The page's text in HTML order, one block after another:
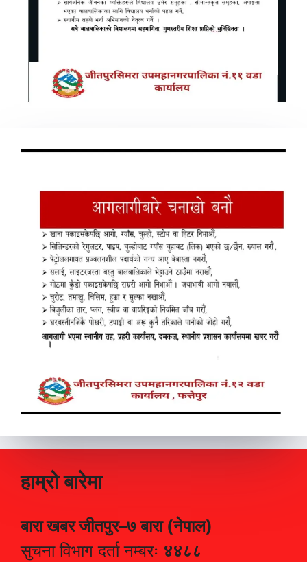
हाम्रो बारेमा
बारा खबर जीतपुर–७ बारा (नेपाल)
सुचना विभाग दर्ता नम्बरः ४४८८